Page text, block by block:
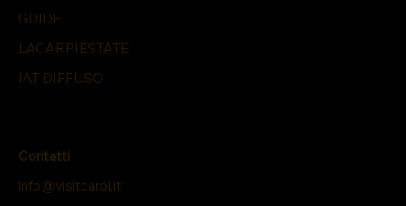
GUIDE
LACARPIESTATE
IAT DIFFUSO
Contatti
info@visitcarpi.it